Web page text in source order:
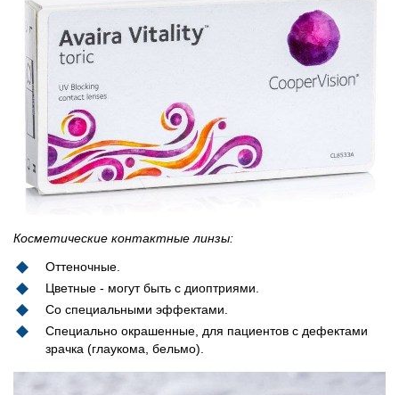
Косметические контактные линзы:
Оттеночные.
Цветные - могут быть с диоптриями.
Со специальными эффектами.
Специально окрашенные, для пациентов с дефектами
зрачка (глаукома, бельмо).